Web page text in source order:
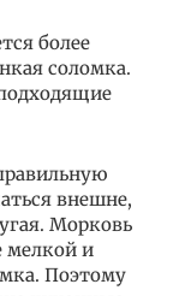
более
соломка.
внешне,
Морковь
мелкой и
Поэтому